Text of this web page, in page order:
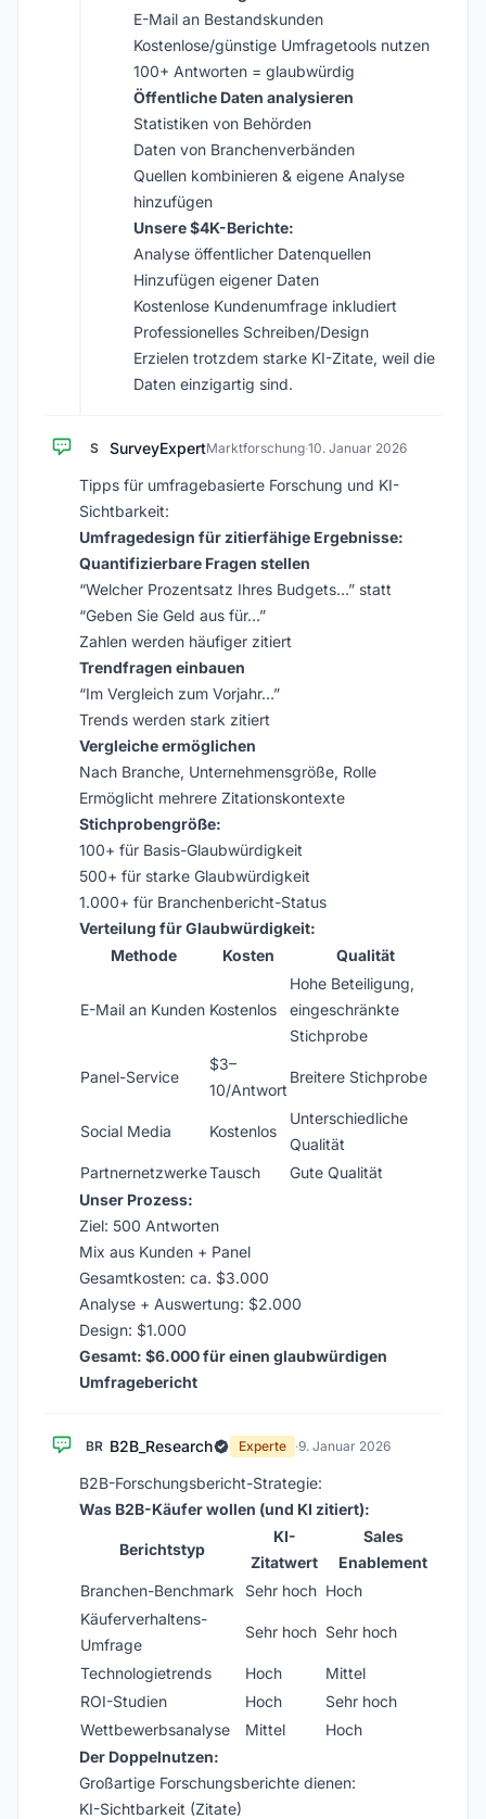
E-Mail an Bestandskunden
Kostenlose/günstige Umfragetools nutzen
100+ Antworten = glaubwürdig
Öffentliche Daten analysieren
Statistiken von Behörden
Daten von Branchenverbänden
Quellen kombinieren & eigene Analyse
hinzufügen
Unsere $4K-Berichte:
Analyse öffentlicher Datenquellen
Hinzufügen eigener Daten
Kostenlose Kundenumfrage inkludiert
Professionelles Schreiben/Design
Erzielen trotzdem starke KI-Zitate, weil die
Daten einzigartig sind.
S SurveyExpertMarktforschung·10. Januar 2026
Tipps für umfragebasierte Forschung und KI-
Sichtbarkeit:
Umfragedesign für zitierfähige Ergebnisse:
Quantifizierbare Fragen stellen
“Welcher Prozentsatz Ihres Budgets…” statt
“Geben Sie Geld aus für…”
Zahlen werden häufiger zitiert
Trendfragen einbauen
“Im Vergleich zum Vorjahr…”
Trends werden stark zitiert
Vergleiche ermöglichen
Nach Branche, Unternehmensgröße, Rolle
Ermöglicht mehrere Zitationskontexte
Stichprobengröße:
100+ für Basis-Glaubwürdigkeit
500+ für starke Glaubwürdigkeit
1.000+ für Branchenbericht-Status
Verteilung für Glaubwürdigkeit:
Methode
Kosten Qualität
E-Mail an Kunden Kostenlos
Hohe Beteiligung,
eingeschränkte
Stichprobe
Panel-Service
$3–
10/Antwort
Breitere Stichprobe
Social Media Kostenlos
Unterschiedliche
Qualität
PartnernetzwerkeTausch
Gute Qualität
Unser Prozess:
Ziel: 500 Antworten
Mix aus Kunden + Panel
Gesamtkosten: ca. $3.000
Analyse + Auswertung: $2.000
Design: $1.000
Gesamt: $6.000 für einen glaubwürdigen
Umfragebericht
BR B2B_Research Experte ·9. Januar 2026
B2B-Forschungsbericht-Strategie:
Was B2B-Käufer wollen (und KI zitiert):
Berichtstyp
KI-
Zitatwert
Sales
Enablement
Branchen-Benchmark
Sehr hoch Hoch
Käuferverhaltens-
Umfrage
Sehr hoch Sehr hoch
Technologietrends Hoch
Mittel
ROI-Studien
Hoch
Sehr hoch
Wettbewerbsanalyse
Mittel
Hoch
Der Doppelnutzen:
Großartige Forschungsberichte dienen:
KI-Sichtbarkeit (Zitate)